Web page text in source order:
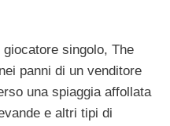
giocatore singolo, The
panni di un venditore
una spiaggia affollata
e altri tipi di